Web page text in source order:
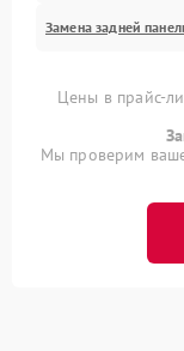
Замена задней
Цены в прайс-
Мы проверим